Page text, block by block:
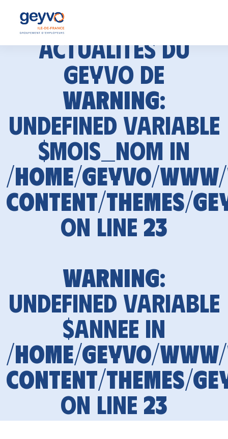
Actualités du
GEYVO de
Warning:
Undefined variable
$mois_nom in
/home/geyvo/
content/themes/
on line 23
Warning:
Undefined variable
$annee in
/home/geyvo/
content/themes/
on line 23